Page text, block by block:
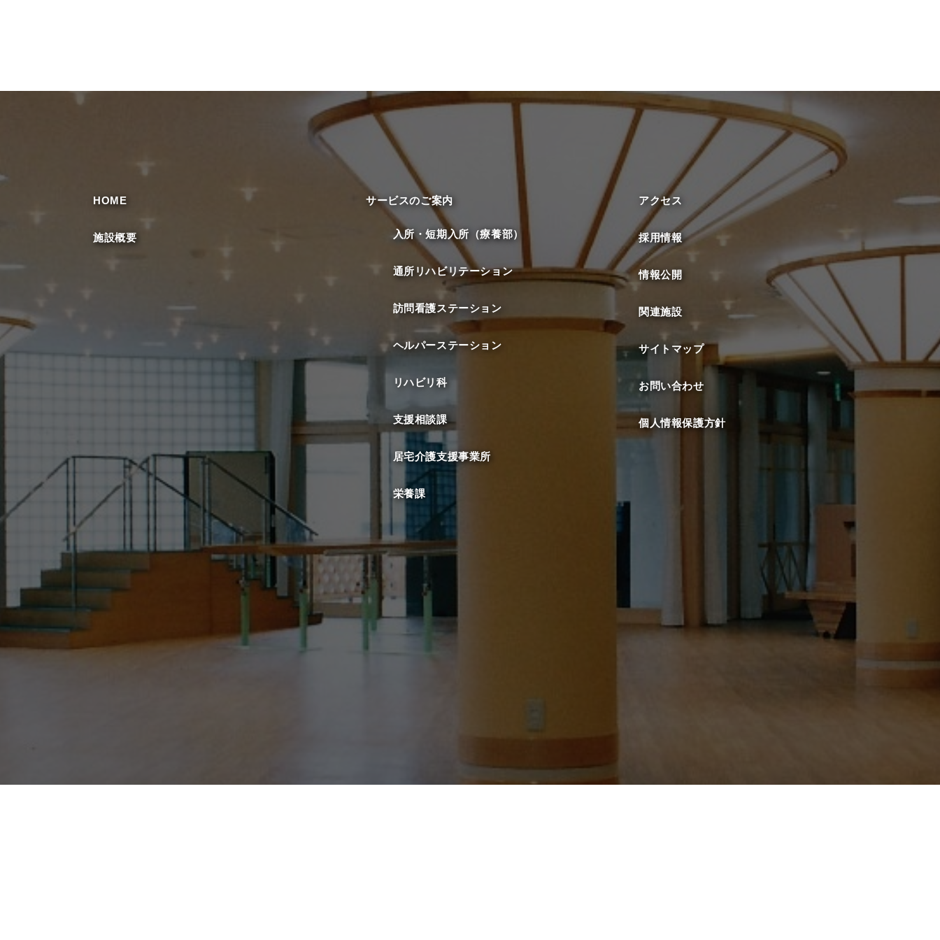
HOME
施設概要
サービスのご案内
入所・短期入所（療養部）
通所リハビリテーション
訪問看護ステーション
ヘルパーステーション
リハビリ科
支援相談課
居宅介護支援事業所
栄養課
アクセス
採用情報
情報公開
関連施設
サイトマップ
お問い合わせ
個人情報保護方針
0256-91-3333